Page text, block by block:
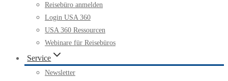
Reisebüro anmelden
Login USA 360
USA 360 Ressourcen
Webinare für Reisebüros
Service
Newsletter